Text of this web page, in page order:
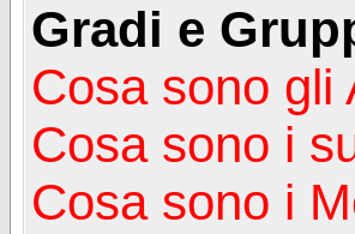
Gradi e
Cosa sono gli
Cosa sono i
Cosa sono i